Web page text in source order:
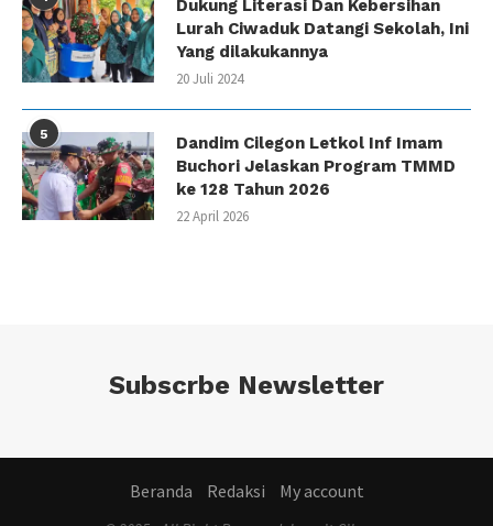
Dukung Literasi Dan Kebersihan
Lurah Ciwaduk Datangi Sekolah, Ini
Yang dilakukannya
20 Juli 2024
5
Dandim Cilegon Letkol Inf Imam
Buchori Jelaskan Program TMMD
ke 128 Tahun 2026
22 April 2026
Subscrbe Newsletter
Beranda Redaksi My account